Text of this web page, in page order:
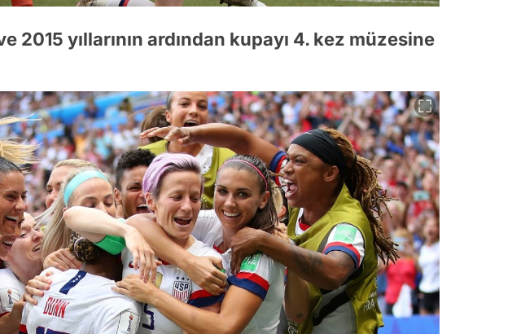
2015 yıllarının ardından kupayı 4. kez müzesine